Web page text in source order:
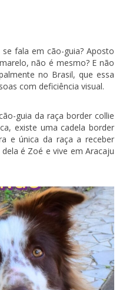
fala em cão-guia? Aposto
não é mesmo? E não
no Brasil, que essa
com deficiência visual.
guia da raça border collie
existe uma cadela border
e única da raça a receber
é Zoé e vive em Aracaju